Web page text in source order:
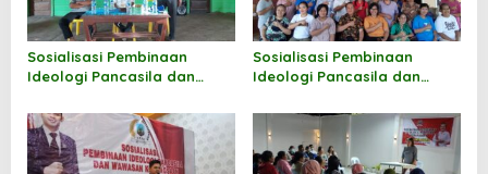
Sosialisasi Pembinaan
Ideologi Pancasila dan
Hermanus
Sosialisasi Pembinaan
Ideologi Pancasila dan
Markus Sakke